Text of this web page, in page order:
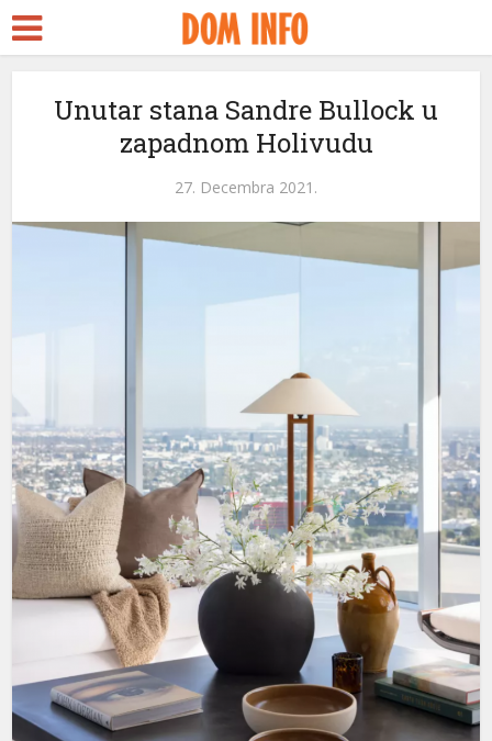
Unutar stana Sandre Bullock u
zapadnom Holivudu
27. Decembra 2021.